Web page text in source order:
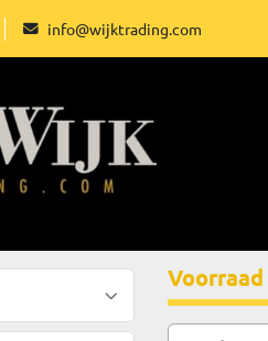
info@wijktrading.com
Voorraad